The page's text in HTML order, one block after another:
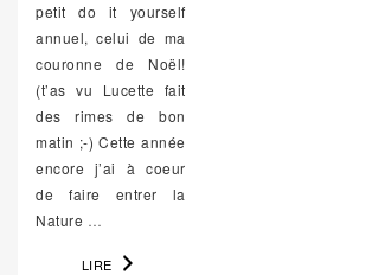
petit do it yourself
annuel, celui de ma
couronne de Noël!
(t’as vu Lucette fait
des rimes de bon
matin ;-) Cette année
encore j’ai à coeur
de faire entrer la
Nature …
LIRE